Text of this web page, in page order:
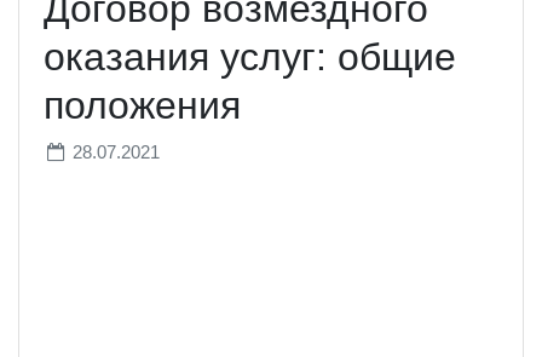
оказания услуг: общие
положения
28.07.2021